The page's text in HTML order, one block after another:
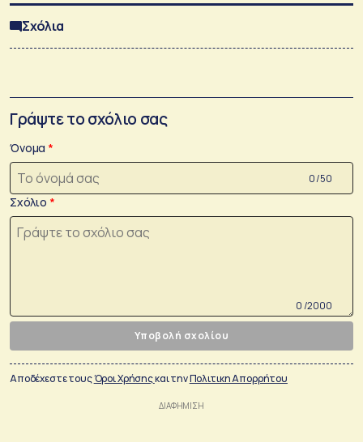
Σχόλια
Γράψτε το σχόλιο σας
Όνομα
0 /50
Σχόλιο
0 /2000
Υποβολή σχολίου
Αποδέχεστε τουςΌροι Χρήσηςκαι τηνΠολιτικη Απορρήτου